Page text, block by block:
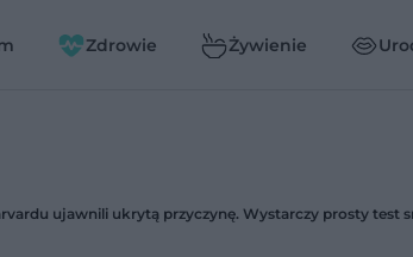
Zdrowie Żywienie
ujawnili ukrytą przyczynę. Wystarczy prosty test